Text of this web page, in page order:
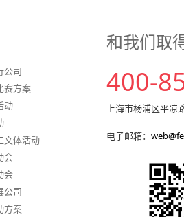
公司
赛方案
动
文体活动
会
会
公司
方案
和我们取
400-
上海市杨浦区平凉
电子邮箱：